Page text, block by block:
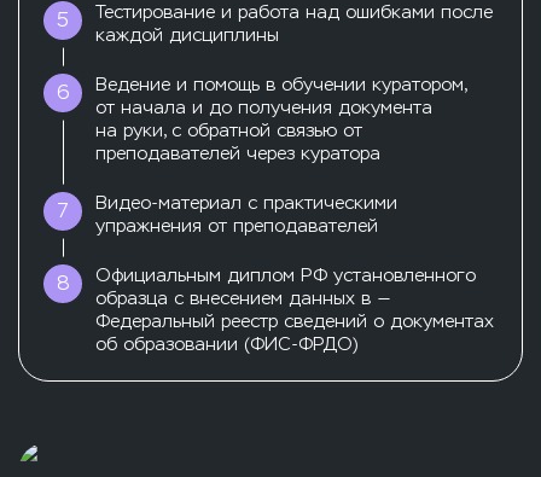
5
Тестирование и работа над ошибками после
каждой дисциплины
6
Ведение и помощь в обучении куратором,
от начала и до получения документа
на руки, с обратной связью от
преподавателей через куратора
7
Видео-материал с практическими
упражнения от преподавателей
8
Официальным диплом РФ установленного
образца с внесением данных в —
Федеральный реестр сведений о документах
об образовании (ФИС-ФРДО)